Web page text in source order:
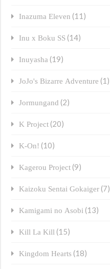
Inazuma Eleven (11)
Inu x Boku SS (14)
Inuyasha (19)
JoJo's Bizarre Adventure (1)
Jormungand (2)
K Project (20)
K-On! (10)
Kagerou Project (9)
Kaizoku Sentai Gokaiger (7)
Kamigami no Asobi (13)
Kill La Kill (15)
Kingdom Hearts (18)